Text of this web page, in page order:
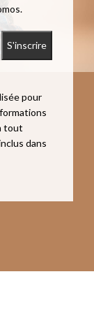
pour
tout
dans